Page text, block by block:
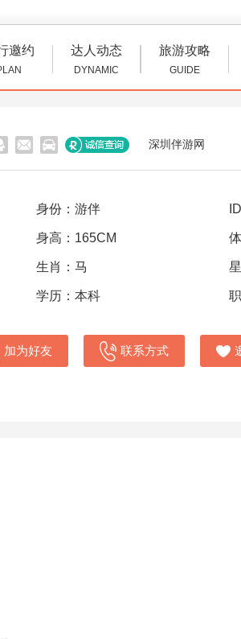
邀约 达人动态
DYNAMIC
旅游攻略
GUIDE
深圳伴游网
身份：游伴
身高：165CM
生肖：马
学历：本科
加为好友 联系方式